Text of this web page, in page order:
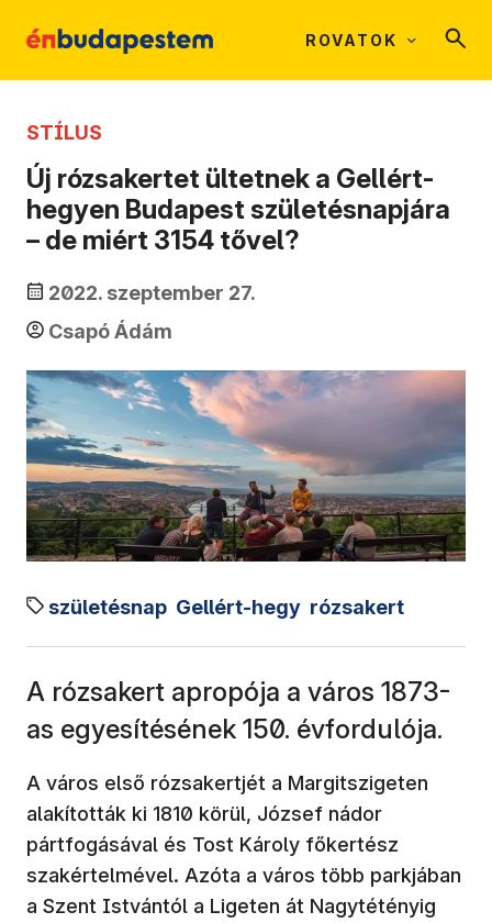
ROVATOK
STÍLUS
Új rózsakertet ültetnek a Gellért-
hegyen Budapest születésnapjára
– de miért 3154 tővel?
2022. szeptember 27.
Csapó Ádám
születésnap Gellért-hegy rózsakert
A rózsakert apropója a város 1873-
as egyesítésének 150. évfordulója.
A város első rózsakertjét a Margitszigeten
alakították ki 1810 körül, József nádor
pártfogásával és Tost Károly főkertész
szakértelmével. Azóta a város több parkjában
a Szent Istvántól a Ligeten át Nagytétényig